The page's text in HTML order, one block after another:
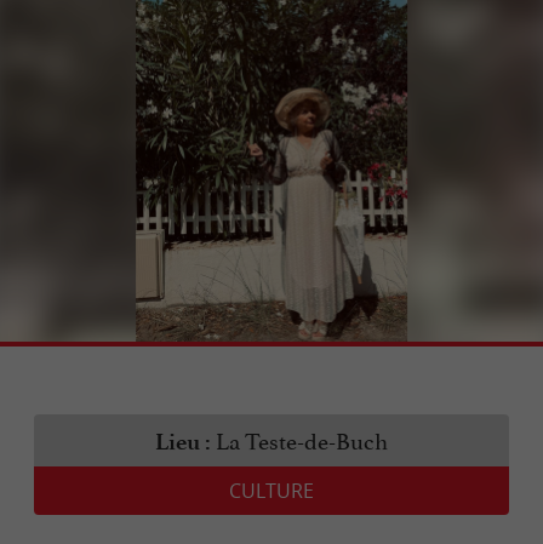
Lieu : La Teste-de-Buch
CULTURE